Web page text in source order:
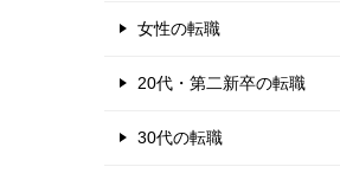
女性の転職
20代・第二新卒の転職
30代の転職